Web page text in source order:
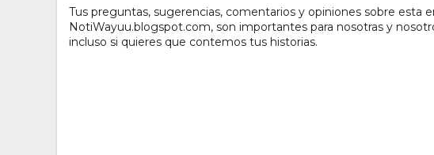
Tus preguntas, sugerencias, comentarios y opiniones sobre esta
NotiWayuu.blogspot.com, son importantes para nosotras y
incluso si quieres que contemos tus historias.